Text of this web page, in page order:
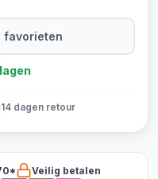
favorieten
14 dagen retour
Veilig betalen